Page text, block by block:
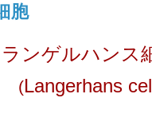
胞
ランゲルハンス
(Langerhans